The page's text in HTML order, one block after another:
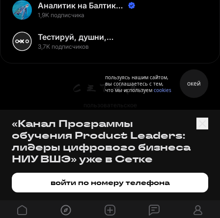
Аналитик на Балтике |
Неверов Станислав
1,9K подписчика
Тестируй, душни,
наслаждайся
3,7K подписчиков
пользовательское
политика персональных
данных
правила
правила применения
«Канал Программы
обучения Product Leaders:
лидеры цифрового бизнеса
НИУ ВШЭ» уже в Сетке
войти по номеру телефона
пользуясь нашим сайтом,
вы соглашаетесь с тем,
что мы используем cookies
окей